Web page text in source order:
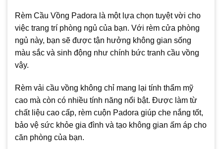
Rèm Cầu Vồng Padora là một lựa chọn tuyệt vời cho
việc trang trí phòng ngủ của bạn. Với rèm cửa phòng
ngủ này, bạn sẽ được tận hưởng không gian sống
màu sắc và sinh động như chính bức tranh cầu vồng
vậy.
Rèm vải cầu vồng không chỉ mang lại tính thẩm mỹ
cao mà còn có nhiều tính năng nổi bật. Được làm từ
chất liệu cao cấp, rèm cuộn Padora giúp che nắng tốt,
bảo vệ sức khỏe gia đình và tạo không gian ấm áp cho
căn phòng của bạn.